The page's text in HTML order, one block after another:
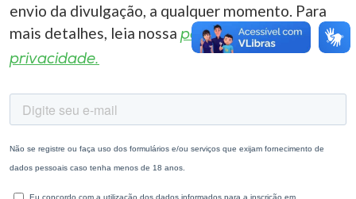
envio da divulgação, a qualquer momento. Para
mais detalhes, leia nossa política de
privacidade.